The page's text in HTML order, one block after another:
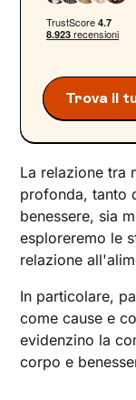
Tipi di
Come si
Come
Trova il
La relazione tra
profonda, tanto
benessere, sia
esploreremo le
relazione
In particolare,
come cause e
evidenzino la
corpo e